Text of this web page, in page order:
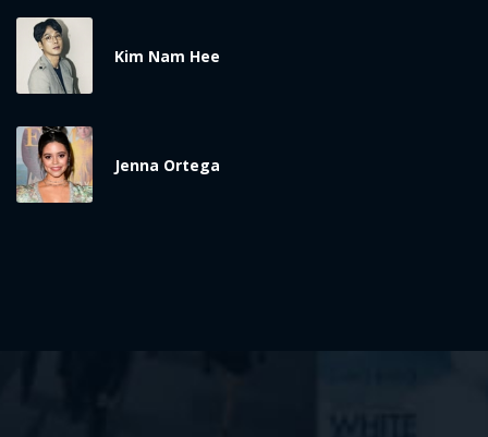
Kim Nam Hee
Jenna Ortega